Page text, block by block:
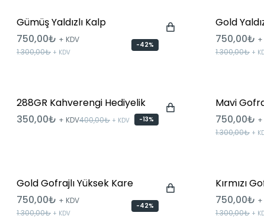
Gümüş Yaldızlı Kalp
750,00₺ + KDV
1.300,00₺ + KDV
-42%
Gold
750,00₺ +
1.300,00₺ +
288GR Kahverengi Hediyelik
Çanta
350,00₺ + KDV400,00₺ + KDV -13%
Mavi
750,00₺ +
1.300,00₺ +
Gold Gofrajlı Yüksek Kare
750,00₺ + KDV
1.300,00₺ + KDV
-42%
Kırmızı
750,00₺ +
1.300,00₺ +